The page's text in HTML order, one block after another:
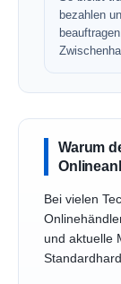
bezahlen
Warum
Bei vielen
und aktuelle